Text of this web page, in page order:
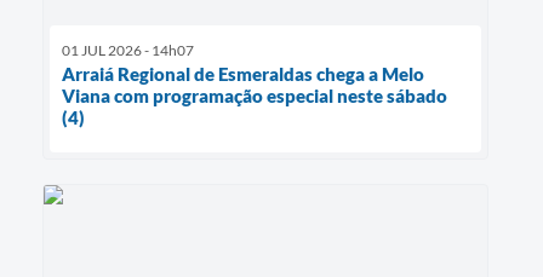
01 JUL 2026 - 14h07
Arraiá Regional de Esmeraldas chega a Melo
Viana com programação especial neste sábado
(4)